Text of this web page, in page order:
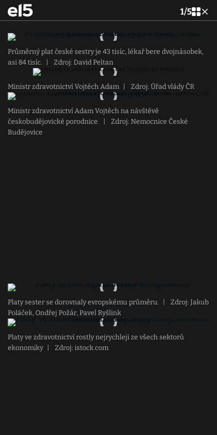
1/5
Průměrný plat české sestry je 43 tisíc, lékař bere dvojnásobek,
asi 84 tisíc.
Zdroj: David Peltan
Ministr zdravotnictví Vojtěch Adam Zdroj: Úřad vlády ČR
Ministr zdravotnictví Adam Vojtěch na návštěvě
českobudějovické porodnice.
Zdroj: Nemocnice České
Budějovice
Platy sester se dorovnaly evropskému průměru.
Zdroj: Jakub
Poláček, Ondřej Požár, Pavel Ryšlink
Platy ve zdravotnictví rostly nejrychleji ze všech sektorů
ekonomiky
Zdroj: istock.com